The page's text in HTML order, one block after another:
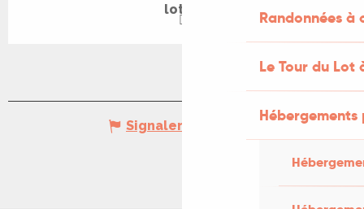
Randonnées
Le Tour du Lot
lot.fr
Signaler une erreur